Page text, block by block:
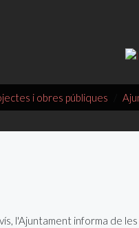
i obres públiques
l'Ajuntament informa de